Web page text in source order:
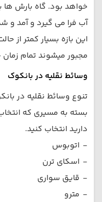
خواهد بود. گاه بارش ها
آب فرا می گیرد و آمد و
این بازه بسیار کمتر از
مجبور میشوند تمام
وسائط نقلیه در بانکوک
تنوع وسائط نقلیه در
بسته به مسیری که
دارید انتخاب کنید.
- اتوبوس
- اسکای ترن
- قایق سواری
- مترو